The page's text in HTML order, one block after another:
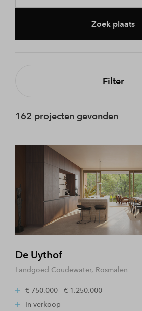
Zoek plaats
Filter
162 projecten gevonden
De Uythof
Landgoed Coudewater, Rosmalen
€ 750.000 - € 1.250.000
In verkoop